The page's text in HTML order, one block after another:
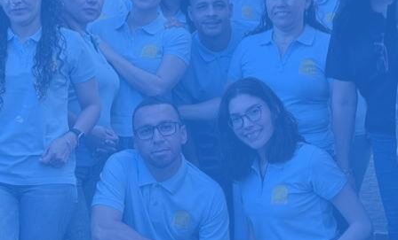
cada acabado
Pide tu presupuesto gratis
Llama hoy: 919 03 52 24
Más de 1000 clientes confían en nosotros